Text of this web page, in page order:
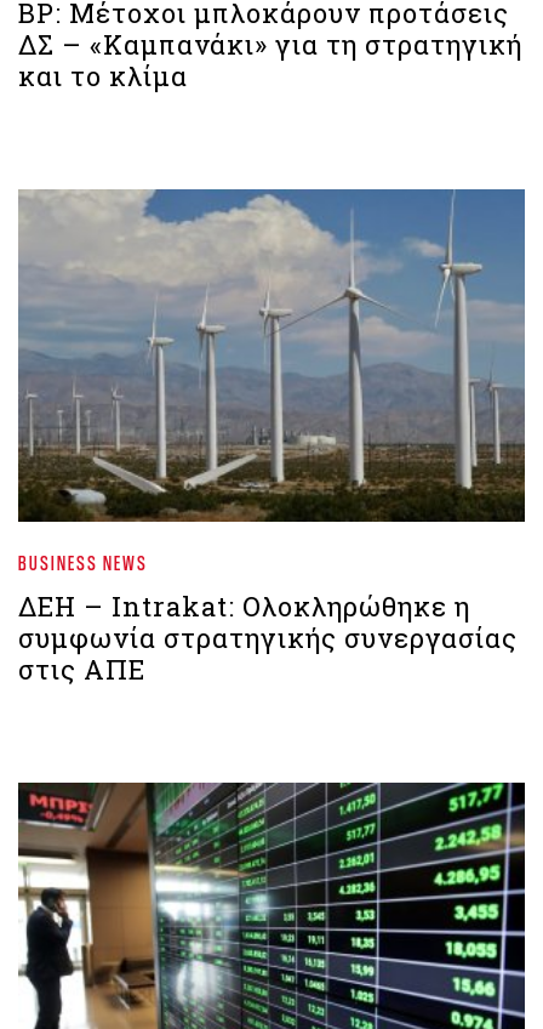
BP: Μέτοχοι μπλοκάρουν προτάσεις
ΔΣ – «Καμπανάκι» για τη στρατηγική
και το κλίμα
BUSINESS NEWS
ΔΕΗ – Intrakat: Ολοκληρώθηκε η
συμφωνία στρατηγικής συνεργασίας
στις ΑΠΕ